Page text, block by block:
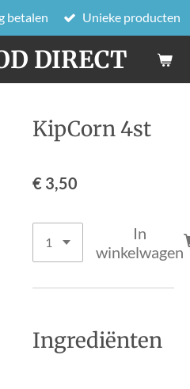
DIRECT
betalen Unieke producten
KipCorn 4st
€ 3,50
In
winkelwagen
Ingrediënten